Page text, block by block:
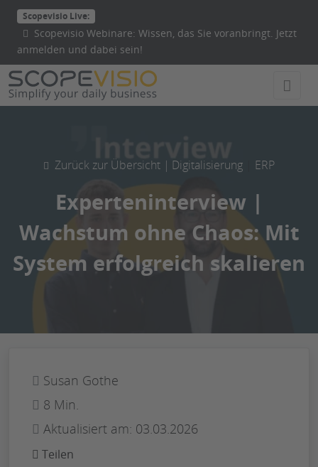
Direkt
zum
Inhalt
wechseln
Scopevisio Live:
Scopevisio Webinare: Wissen, das Sie voranbringt. Jetzt
anmelden und dabei sein!
Zurück zur Übersicht | Digitalisierung | ERP
Experteninterview |
Wachstum ohne Chaos: Mit
System erfolgreich skalieren
Susan Gothe
8 Min.
Aktualisiert am: 03.03.2026
Teilen